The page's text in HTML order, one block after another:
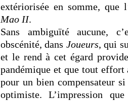
extériorisée en somme, que
Mao II.
Sans ambiguïté aucune,
obscénité, dans Joueurs, qui
et le rend à cet égard
pandémique et que tout
pour un bien compensateur
optimiste. L’impression